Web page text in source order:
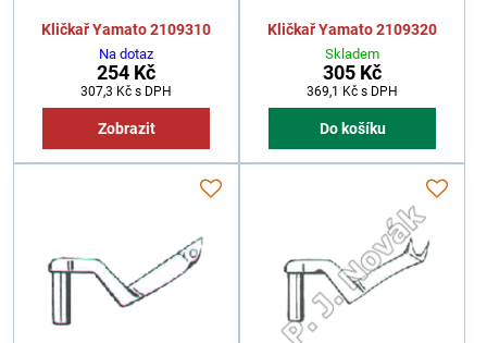
Kličkař Yamato 2109310
Na dotaz
254 Kč
307,3 Kč s DPH
Zobrazit
Kličkař Yamato 2109320
Skladem
305 Kč
369,1 Kč s DPH
Do košíku